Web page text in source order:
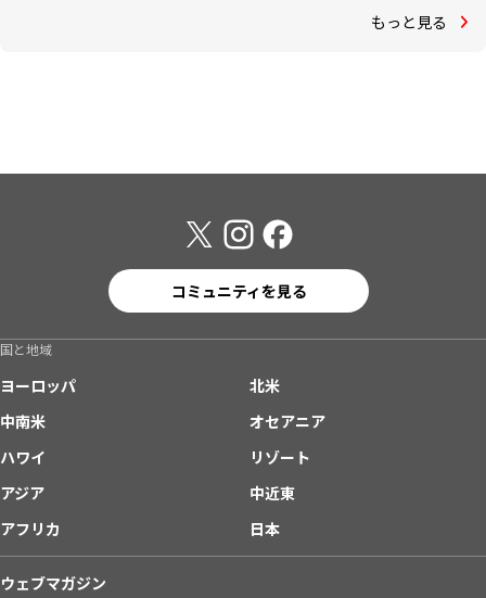
もっと見る
コミュニティを見る
国と地域
ヨーロッパ
北米
中南米
オセアニア
ハワイ
リゾート
アジア
中近東
アフリカ
日本
ウェブマガジン